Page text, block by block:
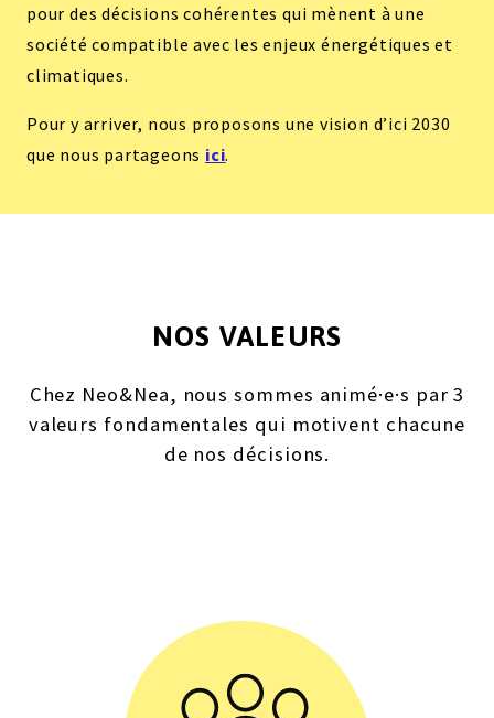
pour des décisions cohérentes qui mènent à une
société compatible avec les enjeux énergétiques et
climatiques.
Pour y arriver, nous proposons une vision d’ici 2030
que nous partageons ici.
NOS VALEURS
Chez Neo&Nea, nous sommes animé·e·s par 3
valeurs fondamentales qui motivent chacune
de nos décisions.